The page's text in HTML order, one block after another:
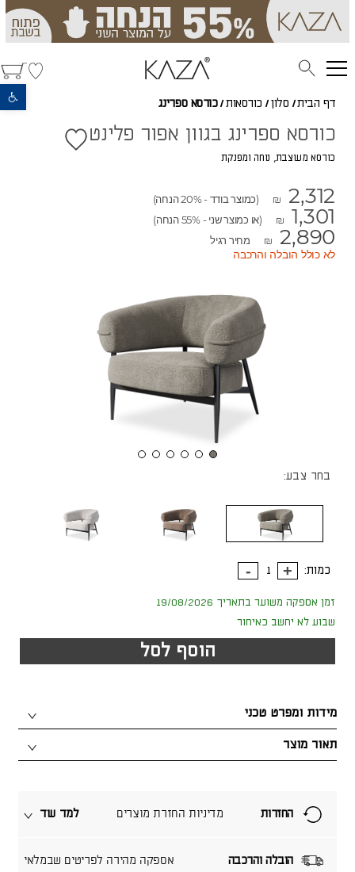
פתח סרגל נגישות
דף הבית/ סלון / כורסאות/ כורסא ספרינג
כורסא ספרינג בגוון אפור פלינט
כורסא מעוצבת, נוחה ומפנקת
₪ 2,312 (כמוצר בודד - 20% הנחה)
₪ 1,301 (או כמוצר שני - 55% הנחה)
₪ 2,890 מחיר רגיל
לא כולל הובלה והרכבה
בחר צבע:
כמות:
זמן אספקה משוער בתאריך 19/08/2026
שבוע לא יחשב כאיחור
הוסף לסל
תאור מוצר
מידות ומפרט טכני
הובלה והרכבה אספקה מהירה לפריטים שבמלאי
החזרות מדיניות החזרת מוצרים למד עוד